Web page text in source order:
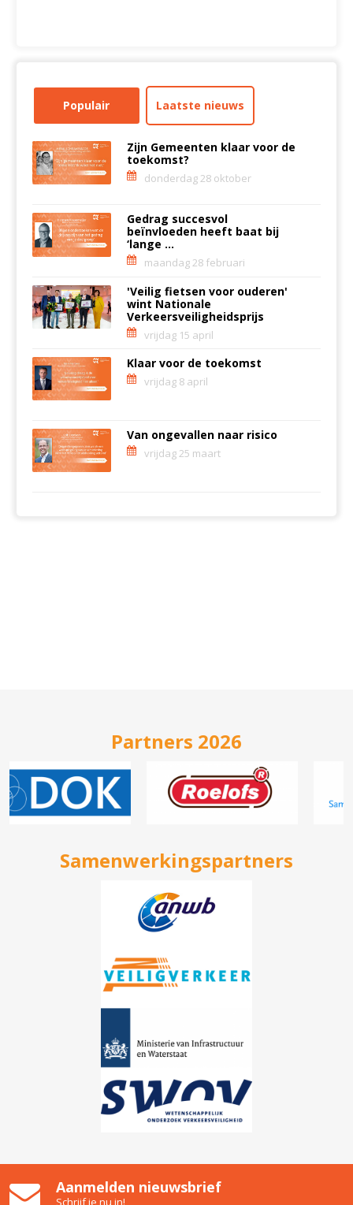
Populair Laatste nieuws
Zijn Gemeenten klaar voor de
toekomst?
donderdag 28 oktober
Gedrag succesvol
beïnvloeden heeft baat bij
‘lange ...
maandag 28 februari
'Veilig fietsen voor ouderen'
wint Nationale
Verkeersveiligheidsprijs
vrijdag 15 april
Klaar voor de toekomst
vrijdag 8 april
Van ongevallen naar risico
vrijdag 25 maart
Partners 2026
Samenwerkingspartners
Aanmelden nieuwsbrief
Schrijf je nu in!